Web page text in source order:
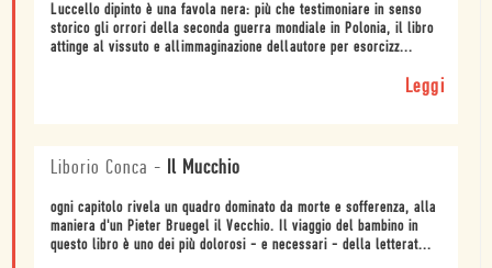
Luccello dipinto è una favola nera: più che testimoniare in senso
storico gli orrori della seconda guerra mondiale in Polonia, il libro
attinge al vissuto e allimmaginazione dellautore per esorcizz...
Leggi
Liborio Conca - Il Mucchio
ogni capitolo rivela un quadro dominato da morte e sofferenza, alla
maniera d'un Pieter Bruegel il Vecchio. Il viaggio del bambino in
questo libro è uno dei più dolorosi - e necessari - della letterat...